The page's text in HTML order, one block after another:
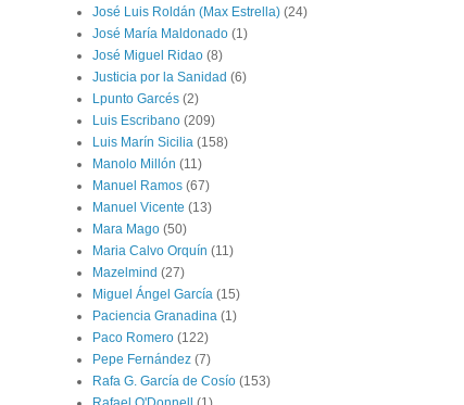
José Luis Roldán (Max Estrella) (24)
José María Maldonado (1)
José Miguel Ridao (8)
Justicia por la Sanidad (6)
Lpunto Garcés (2)
Luis Escribano (209)
Luis Marín Sicilia (158)
Manolo Millón (11)
Manuel Ramos (67)
Manuel Vicente (13)
Mara Mago (50)
Maria Calvo Orquín (11)
Mazelmind (27)
Miguel Ángel García (15)
Paciencia Granadina (1)
Paco Romero (122)
Pepe Fernández (7)
Rafa G. García de Cosío (153)